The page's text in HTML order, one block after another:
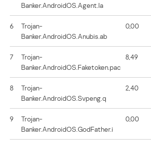
Banker.AndroidOS.Agent.la
6
Trojan-
Banker.AndroidOS.Anubis.ab
0,00
7
Trojan-
Banker.AndroidOS.Faketoken.pac
8,49
8
Trojan-
Banker.AndroidOS.Svpeng.q
2,40
9
Trojan-
Banker.AndroidOS.GodFather.i
0,00